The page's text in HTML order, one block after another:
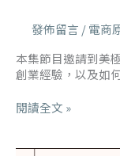
發佈留言 /電商
本集節目邀請到美
創業經驗，以及如
閱讀全文 »